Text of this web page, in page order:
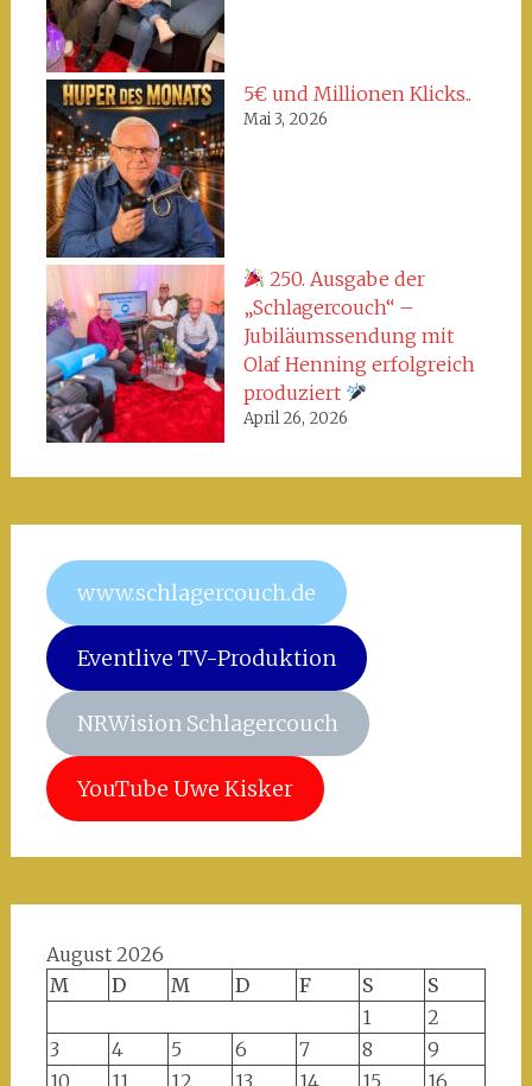
5€ und Millionen Klicks..
Mai 3, 2026
250. Ausgabe der
„Schlagercouch“ –
Jubiläumssendung mit
Olaf Henning erfolgreich
produziert
April 26, 2026
www.schlagercouch.de
Eventlive TV-Produktion
NRWision Schlagercouch
YouTube Uwe Kisker
August 2026
M
D M D F S
S
1
2
3
4 5 6 7 8
9
10
11 12 13 14 15 16